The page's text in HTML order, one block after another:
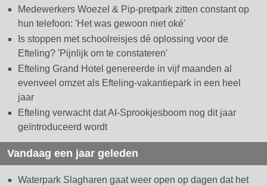
Medewerkers Woezel & Pip-pretpark zitten constant op
hun telefoon: 'Het was gewoon niet oké'
Is stoppen met schoolreisjes dé oplossing voor de
Efteling? 'Pijnlijk om te constateren'
Efteling Grand Hotel genereerde in vijf maanden al
evenveel omzet als Efteling-vakantiepark in een heel
jaar
Efteling verwacht dat AI-Sprookjesboom nog dit jaar
geïntroduceerd wordt
Vandaag een jaar geleden
Waterpark Slagharen gaat weer open op dagen dat het